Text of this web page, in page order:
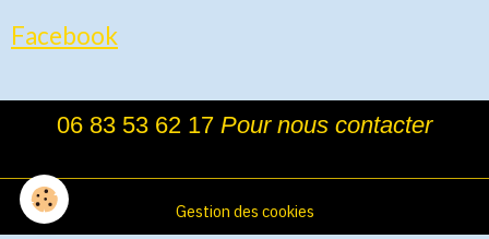
Facebook
06 83 53 62 17 Pour nous contacter
Gestion des cookies